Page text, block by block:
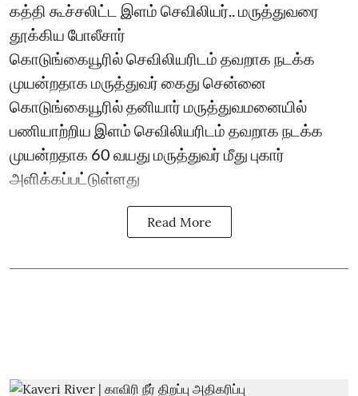
கத்தி கூச்சலிட்ட இளம் செவிலியர்.. மருத்துவரை
தூக்கிய போலீசார்
கொடுங்கையூரில் செவிலியரிடம் தவறாக நடக்க
முயன்றதாக மருத்துவர் கைது சென்னை
கொடுங்கையூரில் தனியார் மருத்துவமனையில்
பணியாற்றிய இளம் செவிலியரிடம் தவறாக நடக்க
முயன்றதாக 60 வயது மருத்துவர் மீது புகார்
அளிக்கப்பட்டுள்ளது
Read More